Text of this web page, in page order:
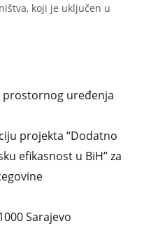
koji je uključen u
uređenja
projekta “Dodatno
efikasnost u BiH” za
Sarajevo